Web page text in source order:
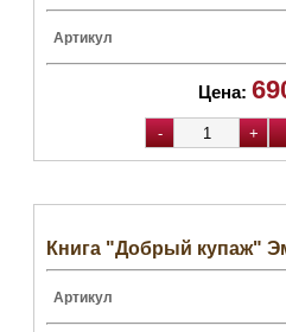
Артикул
Цена:
Книга "Добрый купаж"
Артикул